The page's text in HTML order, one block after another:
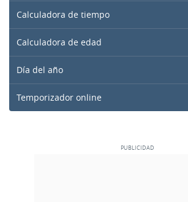
Calculadora de tiempo
Calculadora de edad
Día del año
Temporizador online